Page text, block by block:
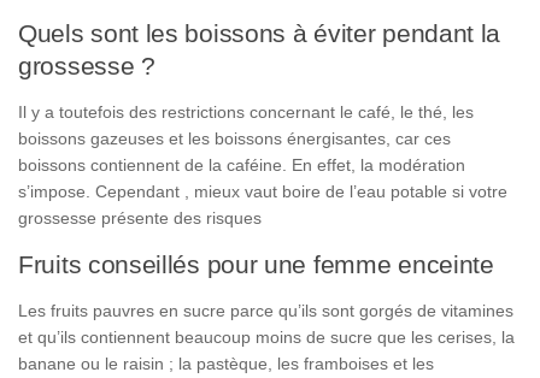
Quels sont les boissons à éviter pendant la
grossesse ?
Il y a toutefois des restrictions concernant le café, le thé, les
boissons gazeuses et les boissons énergisantes, car ces
boissons contiennent de la caféine. En effet, la modération
s’impose. Cependant , mieux vaut boire de l’eau potable si votre
grossesse présente des risques
Fruits conseillés pour une femme enceinte
Les fruits pauvres en sucre parce qu’ils sont gorgés de vitamines
et qu’ils contiennent beaucoup moins de sucre que les cerises, la
banane ou le raisin ; la pastèque, les framboises et les